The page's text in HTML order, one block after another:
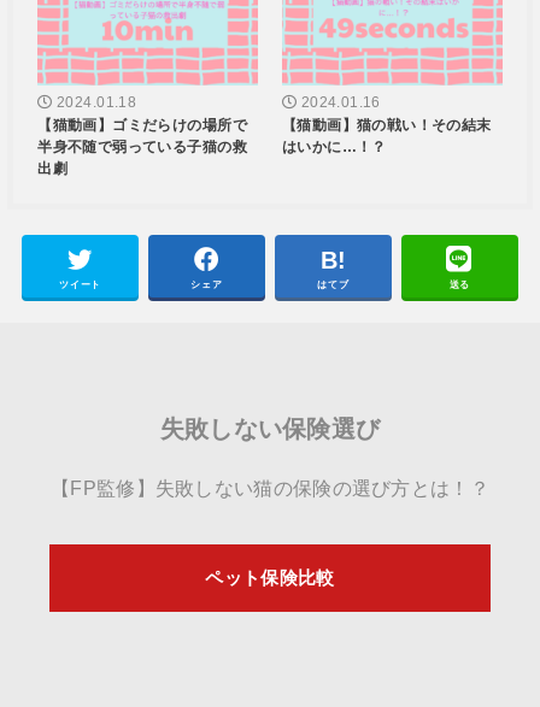
2024.01.18
【猫動画】ゴミだらけの場所で
半身不随で弱っている子猫の救
出劇
2024.01.16
【猫動画】猫の戦い！その結末
はいかに…！？
ツイート シェア はてブ 送る
失敗しない保険選び
【FP監修】失敗しない猫の保険の選び方とは！？
ペット保険比較